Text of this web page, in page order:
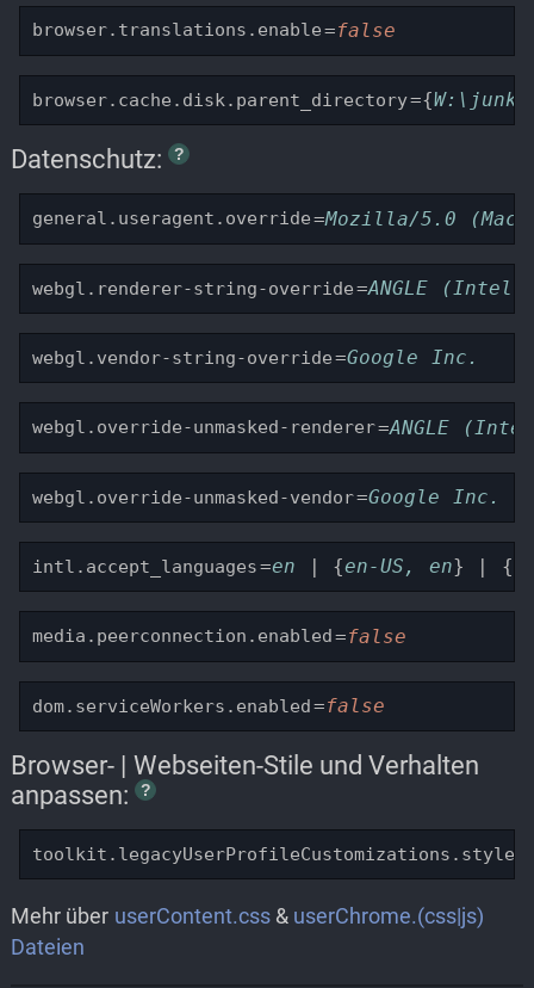
browser.translations.enable=false
browser.cache.disk.parent_directory={
Datenschutz:
general.useragent.override=Mozilla/5.0
webgl.renderer-string-override=ANGLE
webgl.vendor-string-override=Google Inc.
webgl.override-unmasked-renderer=ANGLE
webgl.override-unmasked-vendor=Google Inc.
intl.accept_languages=en | {en-US, en} | {
media.peerconnection.enabled =false
dom.serviceWorkers.enabled=false
Browser- | Webseiten-Stile und Verhalten
anpassen:
Mehr über userContent.css& userChrome.(css|js)
Dateien